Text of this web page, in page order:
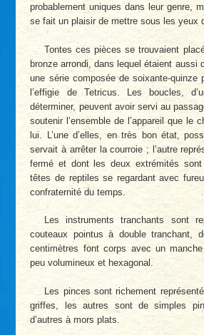
probablement uniques dans leur genre,
se fait un plaisir de mettre sous les yeux
Tontes ces pièces se trouvaient
bronze arrondi, dans lequel étaient aussi
une série composée de soixante-quinze
l’effigie de Tetricus. Les boucles,
déterminer, peuvent avoir servi au
soutenir l’ensemble de l’appareil que le
lui. L’une d’elles, en très bon état,
servait à arrêter la courroie ; l’autre
fermé et dont les deux extrémités sont
têtes de reptiles se regardant avec
confraternité du temps.
Les instruments tranchants sont
couteaux pointus à double tranchant,
centimètres font corps avec un
peu volumineux et hexagonal.
Les pinces sont richement
griffes, les autres sont de simples
d’autres à mors plats.